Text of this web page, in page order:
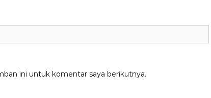
ini untuk komentar saya berikutnya.